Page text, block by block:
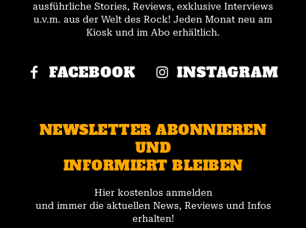
ausführliche Stories, Reviews, exklusive Interviews
u.v.m. aus der Welt des Rock! Jeden Monat neu am
Kiosk und im Abo erhältlich.
FACEBOOK INSTAGRAM
NEWSLETTER ABONNIEREN
UND
INFORMIERT BLEIBEN
Hier kostenlos anmelden
und immer die aktuellen News, Reviews und Infos
erhalten!